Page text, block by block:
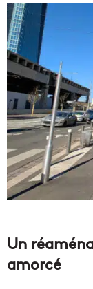
Un
amorcé